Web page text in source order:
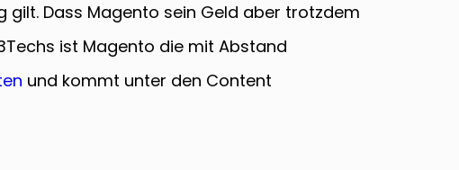
Dass Magento sein Geld aber trotzdem
ist Magento die mit Abstand
und kommt unter den Content